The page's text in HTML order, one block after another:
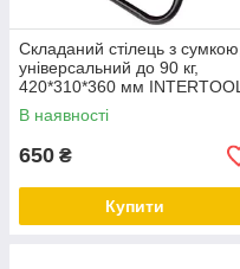
Складаний стілець з сумкою,
універсальний до 90 кг,
420*310*360 мм INTERTOOL
BX-9006
В наявності
650 ₴
Купити